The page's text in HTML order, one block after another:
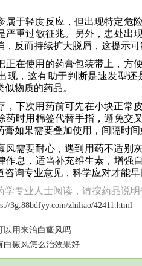
属于轻度反应，但出现特定危
严重过敏征兆。另外，患处出
，反而持续扩大脱屑，这提示可
正在使用的药膏包装带上，方
现，这有助于判断是速发型
物质的药品。
，下次用药前可先在小块正常
药时用棉签代替手指，避免交
膏如果需要叠加使用，间隔时间
风需要耐心，遇到用药不适别
作息，适当补充维生素，增强
咨询专业意见，科学应对才能早
学专业人士阅读，请按药品说
3g.88bdfyy.com/zhiliao/42411.html
以用来治白癜风吗
白癜风怎么治效果好